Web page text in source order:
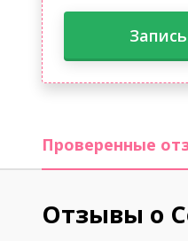
Проверенные
Отзывы о